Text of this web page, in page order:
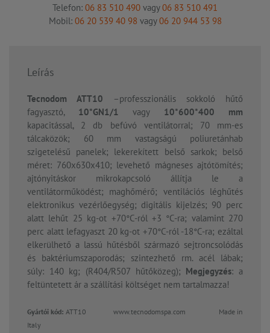
Telefon: 06 83 510 490 vagy06 83 510 491
Mobil: 06 20 539 40 98 vagy06 20 944 53 98
Leírás
Tecnodom ATT10 –professzionális sokkoló hűtő
fagyasztó, 10*GN1/1 vagy 10*600*400 mm
kapacitással, 2 db befúvó ventilátorral; 70 mm-es
tálcaközök; 60 mm vastagságú poliuretánhab
szigetelésű panelek; lekerekített belső sarkok; belső
méret: 760x630x410; levehető mágneses ajtótömítés;
ajtónyitáskor mikrokapcsoló állítja le a
ventilátorműködést; maghőmérő; ventilációs léghűtés
elektronikus vezérlőegység; digitális kijelzés; 90 perc
alatt lehűt 25 kg-ot +70°C-ról +3 °C-ra; valamint 270
perc alatt lefagyaszt 20 kg-ot +70°C-ról -18°C-ra; ezáltal
elkerülhető a lassú hűtésből származó sejtroncsolódás
és baktériumszaporodás; szintezhető rm. acél lábak;
súly: 140 kg; (R404/R507 hűtőközeg); Megjegyzés: a
feltüntetett ár a szállítási költséget nem tartalmazza!
Gyártói kód: ATT10
www.tecnodomspa.com Made in
Italy